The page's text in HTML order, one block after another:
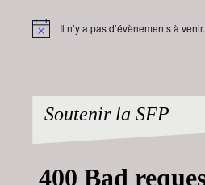
Notice Il n’y a pas d’évènements à venir.
Soutenir la SFP